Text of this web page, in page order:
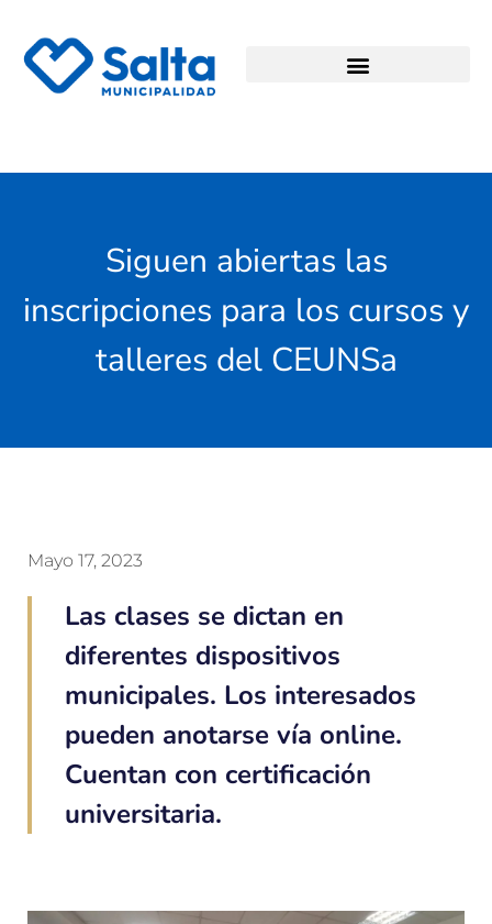
Siguen abiertas las
inscripciones para los cursos y
talleres del CEUNSa
Mayo 17, 2023
Las clases se dictan en
diferentes dispositivos
municipales. Los interesados
pueden anotarse vía online.
Cuentan con certificación
universitaria.